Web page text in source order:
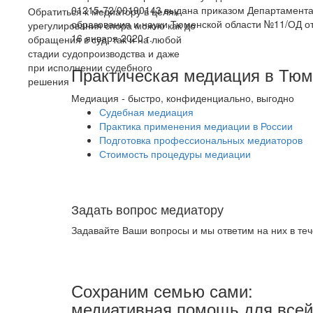
Обратиться к медиатору в целях
урегулирования спора можно как до
обращения в суд, так и на любой
стадии судопроизводства и даже
при исполнении судебного
решения
01215-72/00190143 выдана приказом Департамента
образования и науки Тюменской области №11/ОД
16 января 2020 г.
Практическая медиация в
Медиация - быстро, конфиденциально, выгодно
Судебная медиация
Практика применения медиации в России
Подготовка профессиональных медиаторов
Стоимость процедуры медиации
Задать вопрос медиатору
Задавайте Ваши вопросы и мы ответим на них в
Сохраним семью сами: